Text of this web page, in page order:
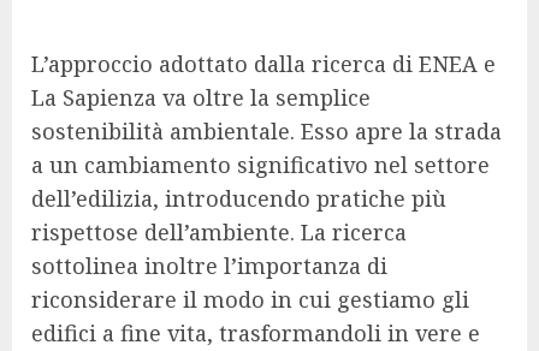
L’approccio adottato dalla ricerca di ENEA e
La Sapienza va oltre la semplice
sostenibilità ambientale. Esso apre la strada
a un cambiamento significativo nel settore
dell’edilizia, introducendo pratiche più
rispettose dell’ambiente. La ricerca
sottolinea inoltre l’importanza di
riconsiderare il modo in cui gestiamo gli
edifici a fine vita, trasformandoli in vere e